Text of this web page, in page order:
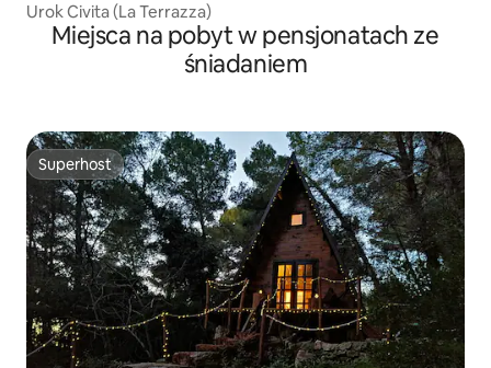
Urok Civita (La Terrazza)
Miejsca na pobyt w pensjonatach ze
śniadaniem
Superhost
Superhost